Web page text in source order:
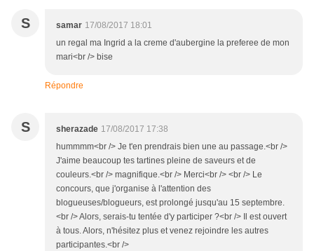
S samar 17/08/2017 18:01
un regal ma Ingrid a la creme d'aubergine la preferee de mon
mari<br /> bise
Répondre
S sherazade 17/08/2017 17:38
hummmm<br /> Je t'en prendrais bien une au passage.<br />
J'aime beaucoup tes tartines pleine de saveurs et de
couleurs.<br /> magnifique.<br /> Merci<br /> <br /> Le
concours, que j'organise à l'attention des
blogueuses/blogueurs, est prolongé jusqu'au 15 septembre.
<br /> Alors, serais-tu tentée d'y participer ?<br /> Il est ouvert
à tous. Alors, n'hésitez plus et venez rejoindre les autres
participantes.<br />